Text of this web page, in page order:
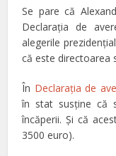
Se pare că
Declaraţia de
alegerile
că este directoarea
În Declaraţia de
în stat susţine că
încăperii. Şi că
3500 euro).